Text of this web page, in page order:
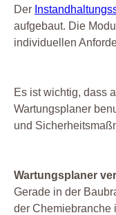
Der
aufgebaut. Die
individuellen
Es ist wichtig, dass
Wartungsplaner
und
Wartungsplaner
Gerade in der
der Chemiebranche